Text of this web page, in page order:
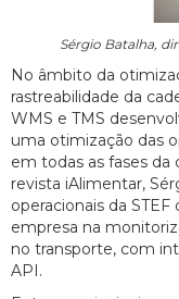
Sérgio Batalha,
No âmbito da
rastreabilidade da
WMS e TMS
uma otimização das
em todas as fases da
revista iAlimentar,
operacionais da
empresa na
no transporte, com
API.